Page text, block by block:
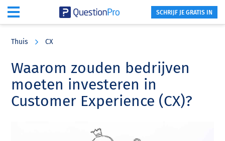
content
sidebar
SCHRIJF JE GRATIS IN
Thuis CX
Waarom zouden bedrijven
moeten investeren in
Customer Experience (CX)?